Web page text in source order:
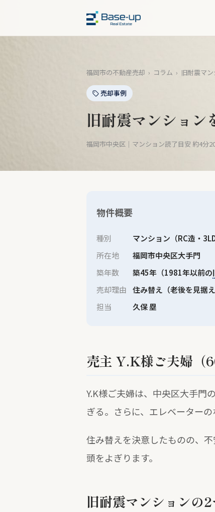
福岡市の不動産売却 › コラム › 旧耐震マ
売却事例
旧耐震マンション
福岡市中央区｜マンション読了目安 約4分
物件概要
種別
マンション（RC造・
所在地
福岡市中央区大手門
築年数
築45年（1981年以前の
売却理由
住み替え（老後を見据
担当
久保 塁
売主 Y.K様ご夫婦（
Y.K様ご夫婦は、中央区大手門の
ぎる。さらに、エレベーター
住み替えを決意したものの、
頭をよぎります。
旧耐震マンションの